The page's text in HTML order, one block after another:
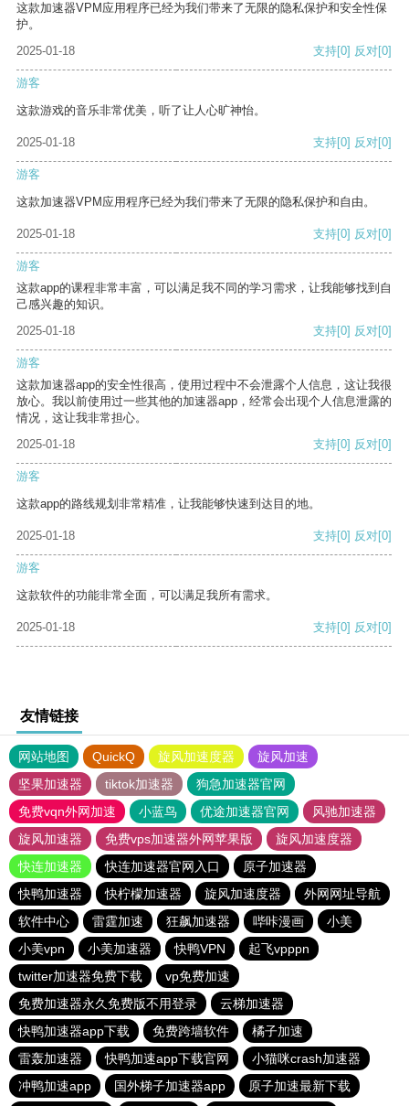
这款加速器VPM应用程序已经为我们带来了无限的隐私保护和安全性保
护。
2025-01-18
支持[0] 反对[0]
游客
这款游戏的音乐非常优美，听了让人心旷神怡。
2025-01-18 支持[0] 反对[0]
游客
这款加速器VPM应用程序已经为我们带来了无限的隐私保护和自由。
2025-01-18 支持[0] 反对[0]
游客
这款app的课程非常丰富，可以满足我不同的学习需求，让我能够找到自
己感兴趣的知识。
2025-01-18
支持[0] 反对[0]
游客
这款加速器app的安全性很高，使用过程中不会泄露个人信息，这让我很
放心。我以前使用过一些其他的加速器app，经常会出现个人信息泄露的
情况，这让我非常担心。
2025-01-18
支持[0] 反对[0]
游客
这款app的路线规划非常精准，让我能够快速到达目的地。
2025-01-18 支持[0] 反对[0]
游客
这款软件的功能非常全面，可以满足我所有需求。
2025-01-18 支持[0] 反对[0]
友情链接
网站地图 QuickQ 旋风加速度器
旋风加速
坚果加速器
tiktok加速器
狗急加速器官网
免费vqn外网加速
小蓝鸟 优途加速器官网
风驰加速器
旋风加速器
免费vps加速器外网苹果版
旋风加速度器
快连加速器
快连加速器官网入口
原子加速器
快鸭加速器
快柠檬加速器 旋风加速度器
外网网址导航
软件中心
雷霆加速 狂飙加速器 哔咔漫画
小美
小美vpn
小美加速器 快鸭VPN
起飞vpppn
twitter加速器免费下载
vp免费加速
免费加速器永久免费版不用登录
云梯加速器
快鸭加速器app下载
免费跨墙软件
橘子加速
雷轰加速器
快鸭加速app下载官网
小猫咪crash加速器
冲鸭加速app
国外梯子加速器app 原子加速最新下载